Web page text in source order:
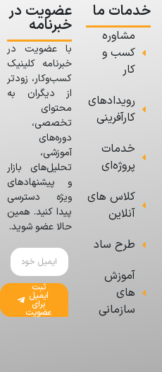
خدمات ما
مشاوره
کسب و
کار
رویدادهای
کارآفرینی
خدمات
پروژه‌ای
کلاس های
آنلاین
طرح ساد
آموزش
های
سازمانی
عضویت در
خبرنامه
با عضویت در
خبرنامه کلینیک
کسب‌وکار، زودتر
از دیگران به
محتوای
تخصصی،
دوره‌های
آموزشی،
تحلیل‌های بازار
و پیشنهادهای
ویژه دسترسی
پیدا کنید. همین
حالا عضو شوید.
ثبت
ایمیل
برای
عضویت